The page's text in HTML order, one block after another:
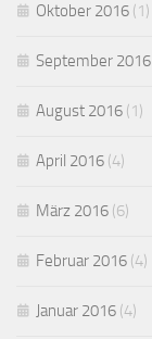
Oktober 2016 (1)
September 2016
August 2016 (1)
April 2016 (4)
März 2016 (6)
Februar 2016 (4)
Januar 2016 (4)